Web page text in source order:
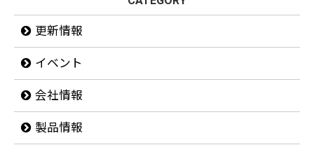
更新情報
イベント
会社情報
製品情報